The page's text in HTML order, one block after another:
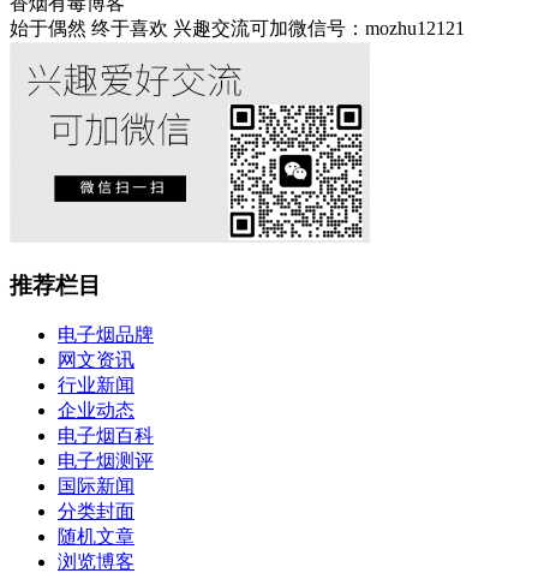
始于偶然 终于喜欢 兴趣交流可加微信号：mozhu12121
推荐栏目
电子烟品牌
网文资讯
行业新闻
企业动态
电子烟百科
电子烟测评
国际新闻
分类封面
随机文章
浏览博客